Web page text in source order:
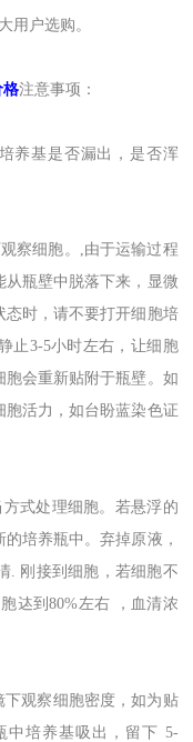
用户选购。
格注意事项：
养基是否漏出，是否浑
察细胞。,由于运输过程
瓶壁中脱落下来，显微
态时，请不要打开细胞培
止3-5小时左右，让细胞
胞会重新贴附于瓶壁。如
活力，如台盼蓝染色证
式处理细胞。若悬浮的
培养瓶中。弃掉原液，
. 刚接到细胞，若细胞不
迏到80%左右 ，血清浓
观察细胞密度，如为贴
中培养基吸出，留下 5-